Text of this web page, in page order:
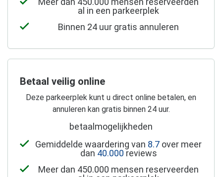
al in een parkeerplek
Binnen 24 uur gratis annuleren
Betaal veilig online
Deze parkeerplek kunt u direct online betalen, en
annuleren kan gratis binnen 24 uur.
betaalmogelijkheden
Gemiddelde waardering van 8.7 over meer
dan 40.000 reviews
Meer dan 450.000 mensen reserveerden